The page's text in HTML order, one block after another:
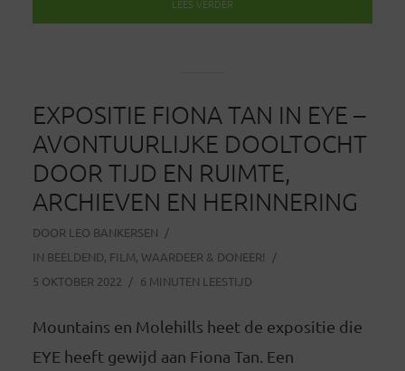
LEES VERDER
EXPOSITIE FIONA TAN IN EYE –
AVONTUURLIJKE DOOLTOCHT
DOOR TIJD EN RUIMTE,
ARCHIEVEN EN HERINNERING
DOOR LEO BANKERSEN
IN BEELDEND, FILM, WAARDEER & DONEER!
5 OKTOBER 2022
6 MINUTEN LEESTIJD
Mountains en Molehills heet de expositie die
EYE heeft gewijd aan Fiona Tan. Een